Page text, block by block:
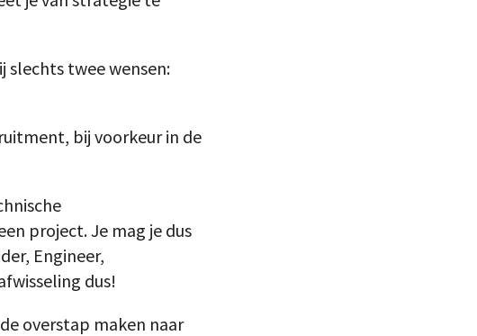
slechts twee wensen:
bij voorkeur in de
project. Je mag je dus
Engineer,
dus!
overstap maken naar